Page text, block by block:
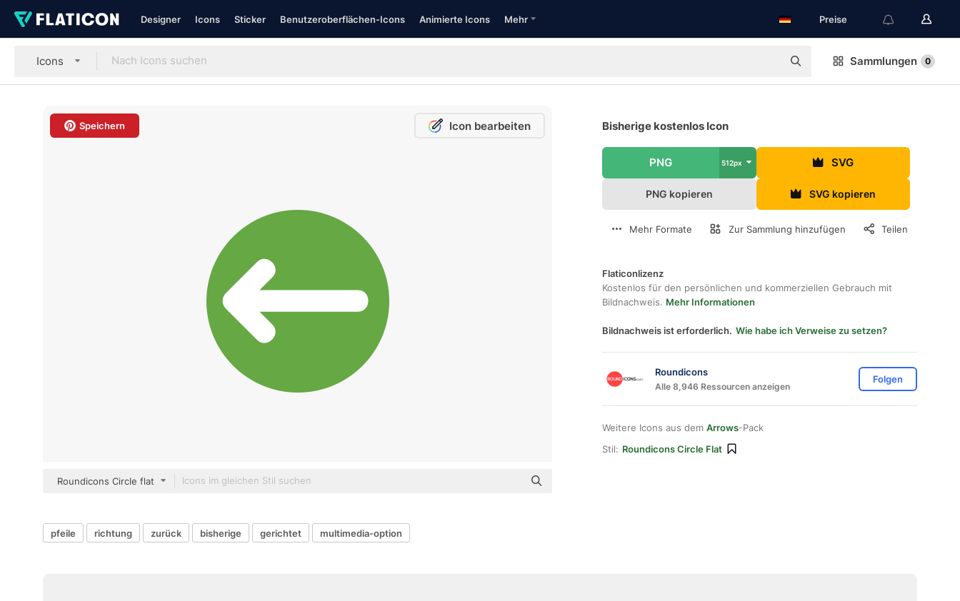
Designer Icons Sticker Benutzeroberflächen-Icons Animierte Icons Mehr Preise
Icons Sammlungen 0
Speichern Icon bearbeiten
Roundicons Circle flat
Bisherige kostenlos Icon
PNG 512px SVG
PNG kopieren SVG kopieren
Mehr Formate Zur Sammlung hinzufügen Teilen
Flaticonlizenz
Kostenlos für den persönlichen und kommerziellen Gebrauch mit
Bildnachweis. Mehr Informationen
Bildnachweis ist erforderlich. Wie habe ich Verweise zu setzen?
Roundicons
Alle 8,946 Ressourcen anzeigen
Folgen
Weitere Icons aus dem Arrows-Pack
Stil: Roundicons Circle Flat
pfeile richtung zurück bisherige gerichtet multimedia-option